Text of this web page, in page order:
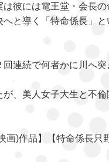
彼には電王堂・会長の
と導く「特命係長」
連続で何者かに川へ
、美人女子大生と不倫
画)作品】【特命係長只